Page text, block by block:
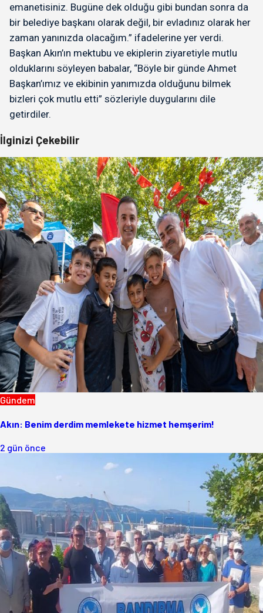
emanetisiniz. Bugüne dek olduğu gibi bundan sonra da
bir belediye başkanı olarak değil, bir evladınız olarak her
zaman yanınızda olacağım.” ifadelerine yer verdi.
Başkan Akın’ın mektubu ve ekiplerin ziyaretiyle mutlu
olduklarını söyleyen babalar, “Böyle bir günde Ahmet
Başkan’ımız ve ekibinin yanımızda olduğunu bilmek
bizleri çok mutlu etti” sözleriyle duygularını dile
getirdiler.
İlginizi Çekebilir
Gündem
Akın: Benim derdim memlekete hizmet hemşerim!
2 gün önce